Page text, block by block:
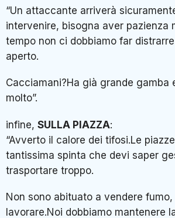
“Un attaccante arriverà
intervenire, bisogna aver pazienza
tempo non ci dobbiamo far
aperto.
Cacciamani?Ha già grande gamba
molto”.
infine, SULLA PIAZZA:
“Avverto il calore dei tifosi.Le
tantissima spinta che devi saper
trasportare troppo.
Non sono abituato a vendere fumo,
lavorare.Noi dobbiamo mantenere